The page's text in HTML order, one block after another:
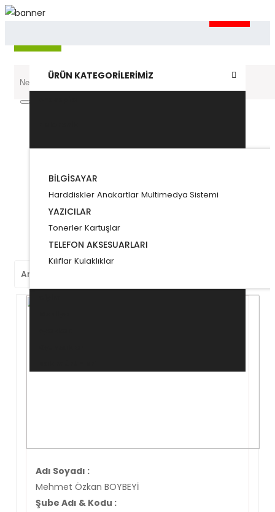
ÜRÜN KATEGORILERIMIZ
BILGISAYAR
Harddiskler Anakartlar Multimedya Sistemi
YAZICILAR
Tonerler Kartuşlar
TELEFON AKSESUARLARI
Kılıflar Kulaklıklar
BILGISAYAR
Bilgisayar
Mobilya Bakım Ürünleri
Anasayfa
Adı Soyadı :
Mehmet Özkan BOYBEYİ
Şube Adı & Kodu :